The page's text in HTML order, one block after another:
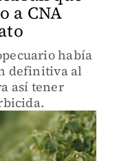
a CNA
había
definitiva al
así tener